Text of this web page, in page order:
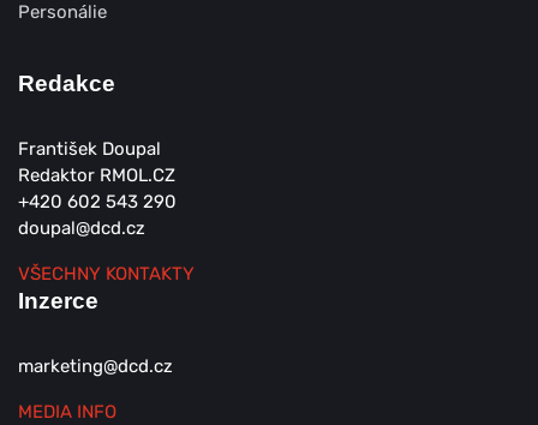
Personálie
Redakce
František Doupal
Redaktor RMOL.CZ
+420 602 543 290
doupal@dcd.cz
VŠECHNY KONTAKTY
Inzerce
marketing@dcd.cz
MEDIA INFO